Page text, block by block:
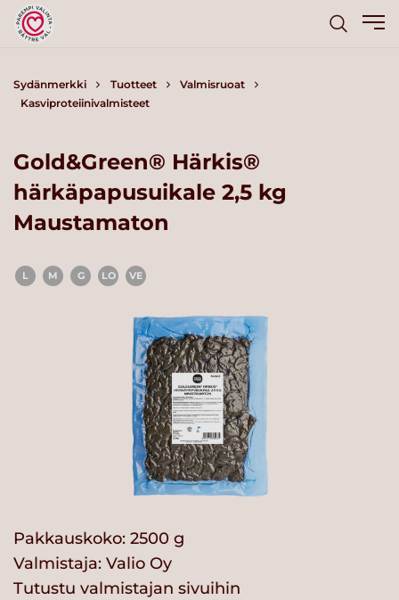
Sydänmerkki Tuotteet
Valmisruoat
Kasviproteiinivalmisteet
Gold&Green® Härkis®
härkäpapusuikale 2,5 kg
Maustamaton
L M G LO VE
Pakkauskoko: 2500 g
Valmistaja: Valio Oy
Tutustu valmistajan sivuihin